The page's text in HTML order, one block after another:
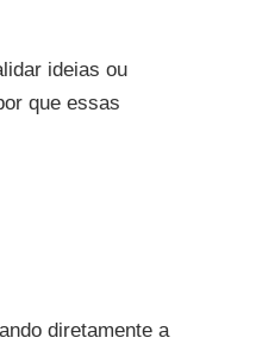
ideias ou
que essas
diretamente a